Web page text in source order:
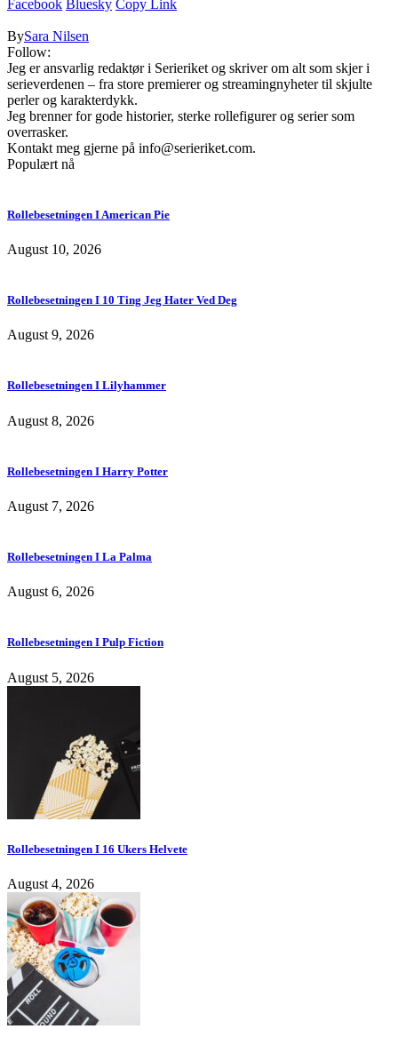
Facebook Bluesky Copy Link
BySara Nilsen
Follow:
Jeg er ansvarlig redaktør i Serieriket og skriver om alt som skjer i
serieverdenen – fra store premierer og streamingnyheter til skjulte
perler og karakterdykk.
Jeg brenner for gode historier, sterke rollefigurer og serier som
overrasker.
Kontakt meg gjerne på info@serieriket.com.
Populært nå
Rollebesetningen I American Pie
August 10, 2026
Rollebesetningen I 10 Ting Jeg Hater Ved Deg
August 9, 2026
Rollebesetningen I Lilyhammer
August 8, 2026
Rollebesetningen I Harry Potter
August 7, 2026
Rollebesetningen I La Palma
August 6, 2026
Rollebesetningen I Pulp Fiction
August 5, 2026
Rollebesetningen I 16 Ukers Helvete
August 4, 2026